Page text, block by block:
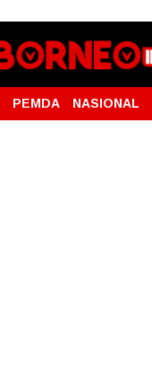
PEMDA NASIONAL